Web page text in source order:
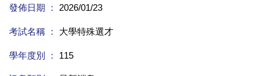
發佈日期 ： 2026/01/23
考試名稱 ： 大學特殊選才
學年度別 ： 115